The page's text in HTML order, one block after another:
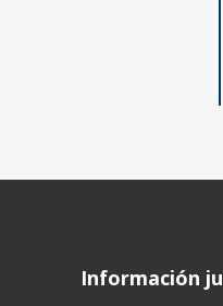
Información